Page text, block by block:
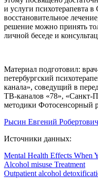
и услуги психотерапевта
восстановительное
решение можно принять
личной беседе и
Материал подготовил:
петербургский
канала», соведущий в
ТВ-каналов «78», «Санкт-
методики Фотосенсорный
Рысин Евгений Робертович
Источники данных:
Mental Health Effects When
Alcohol misuse Treatment
Outpatient alcohol